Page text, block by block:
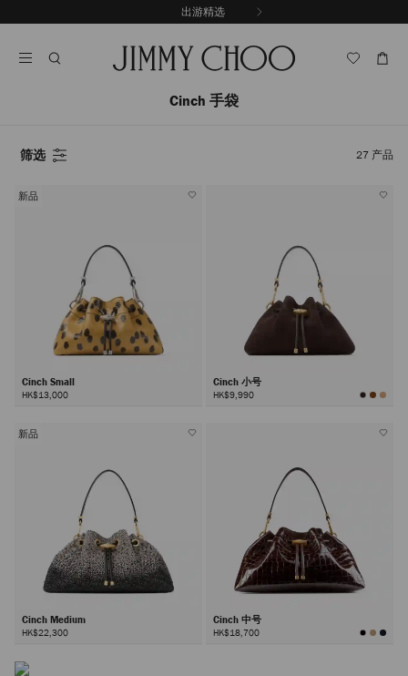
至
出游精选
Cinch 手袋
筛选 27 产品
新品
Cinch Small
HK$13,000
Cinch 小号
HK$9,990
新品
Cinch Medium
HK$22,300
Cinch 中号
HK$18,700
作为品牌标志性设计，Cinch 包袋推出多款尺寸，以多面五